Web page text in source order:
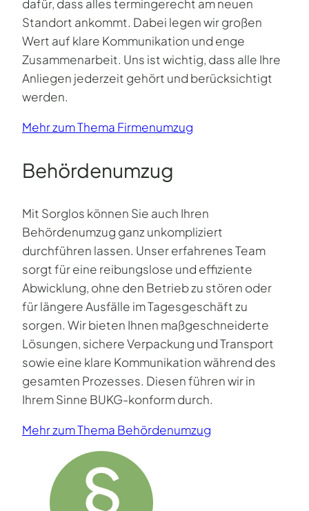
dafür, dass alles termingerecht am neuen
Standort ankommt. Dabei legen wir großen
Wert auf klare Kommunikation und enge
Zusammenarbeit. Uns ist wichtig, dass alle Ihre
Anliegen jederzeit gehört und berücksichtigt
werden.
Mehr zum Thema Firmen­umzug
Behörden­umzug
Mit Sorglos können Sie auch Ihren
Behördenumzug ganz unkompliziert
durchführen lassen. Unser erfahrenes Team
sorgt für eine reibungslose und effiziente
Abwicklung, ohne den Betrieb zu stören oder
für längere Ausfälle im Tagesgeschäft zu
sorgen. Wir bieten Ihnen maßgeschneiderte
Lösungen, sichere Verpackung und Transport
sowie eine klare Kommunikation während des
gesamten Prozesses. Diesen führen wir in
Ihrem Sinne BUKG-konform durch.
Mehr zum Thema Behörden­umzug